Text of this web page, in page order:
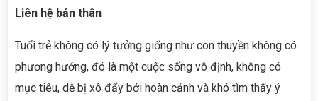
Liên hệ bản thân
Tuổi trẻ không có lý tưởng giống như con thuyền không có
phương hướng, đó là một cuộc sống vô định, không có
mục tiêu, dễ bị xô đẩy bởi hoàn cảnh và khó tìm thấy ý